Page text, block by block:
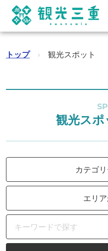
トップ › 観光スポット
観光スポ
カテゴ
エリ